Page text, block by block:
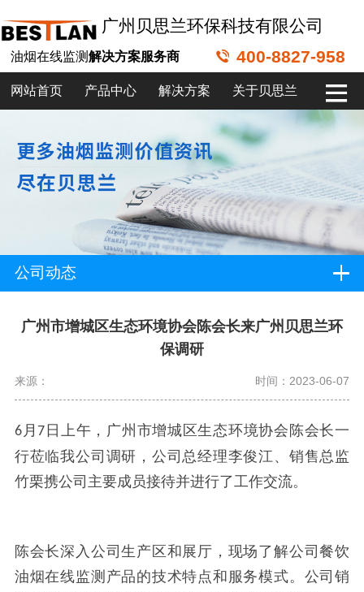
广州贝思兰环保科技有限公司
油烟在线监测解决方案服务商 400-8827-958
网站首页 产品中心 解决方案 关于贝思兰
公司动态
广州市增城区生态环境协会陈会长来广州贝思兰环
保调研
来源： 时间：2023-06-07
6月 7 日上午，广州市增城区生态环境协会陈会长一
行莅临我公司调研，公司总经理李俊江、销售总监
竹栗携公司主要成员接待并进行了工作交流。
陈会长深入公司生产区和展厅，现场了解公司餐饮
油烟在线监测产品的技术特点和服务模式。公司销